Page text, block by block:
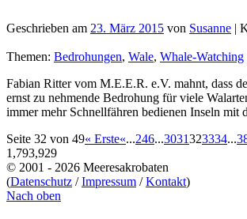
Geschrieben am 23. März 2015 von Susanne |
Themen: Bedrohungen, Wale, Whale-Watching
Fabian Ritter vom M.E.E.R. e.V. mahnt, dass
ernst zu nehmende Bedrohung für viele
immer mehr Schnellfähren bedienen Inseln
Seite 32 von 49« Erste«...246...3031323334...
1,793,929
© 2001 - 2026 Meeresakrobaten
(Datenschutz /Impressum /Kontakt)
Nach oben